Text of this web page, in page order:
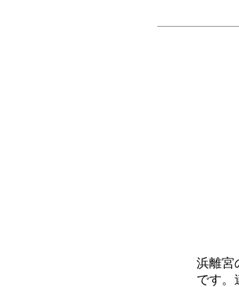
浜離宮
です。